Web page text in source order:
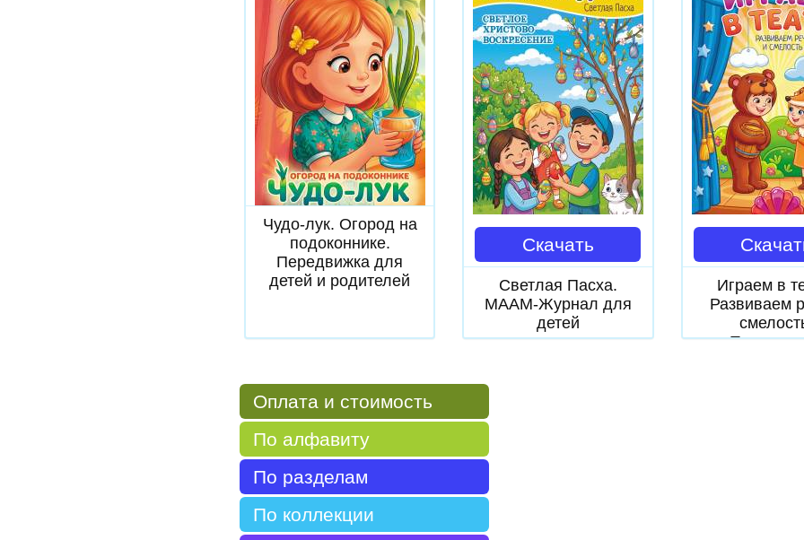
Скачать
Чудо-лук. Огород на
подоконнике.
Передвижка для
детей и родителей
Скачать
Светлая Пасха.
МААМ-Журнал для
детей
Играем в
Развиваем
Оплата и стоимость
По алфавиту
По разделам
По коллекции